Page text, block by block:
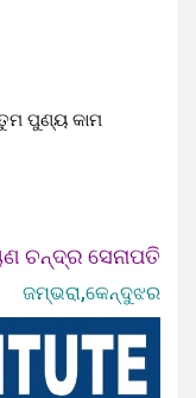
ପୁଣ୍ୟ କାମ
ଚନ୍ଦ୍ର ସେନାପତି
ଜମ୍ଭରା,କେନ୍ଦୁଝର